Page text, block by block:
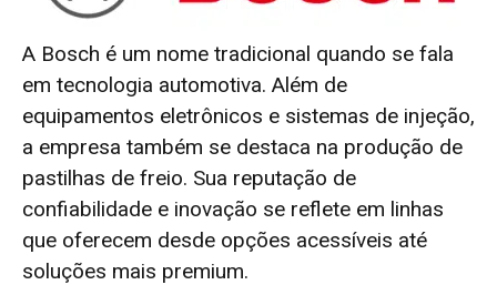
A Bosch é um nome tradicional quando se fala
em tecnologia automotiva. Além de
equipamentos eletrônicos e sistemas de injeção,
a empresa também se destaca na produção de
pastilhas de freio. Sua reputação de
confiabilidade e inovação se reflete em linhas
que oferecem desde opções acessíveis até
soluções mais premium.